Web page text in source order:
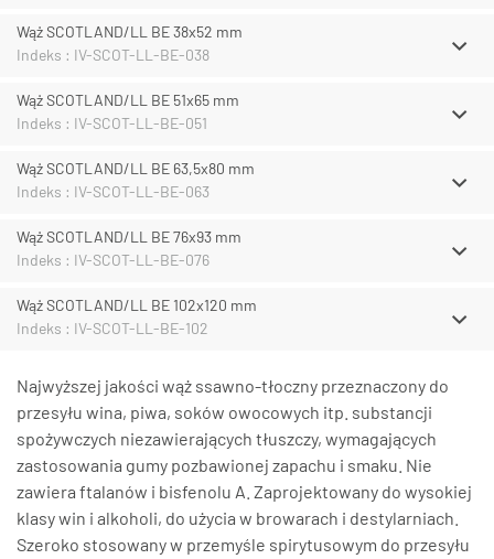
Wąż SCOTLAND/LL BE 38x52 mm
Indeks : IV-SCOT-LL-BE-038
Wąż SCOTLAND/LL BE 51x65 mm
Indeks : IV-SCOT-LL-BE-051
Wąż SCOTLAND/LL BE 63,5x80 mm
Indeks : IV-SCOT-LL-BE-063
Wąż SCOTLAND/LL BE 76x93 mm
Indeks : IV-SCOT-LL-BE-076
Wąż SCOTLAND/LL BE 102x120 mm
Indeks : IV-SCOT-LL-BE-102
Najwyższej jakości wąż ssawno-tłoczny przeznaczony do
przesyłu wina, piwa, soków owocowych itp. substancji
spożywczych niezawierających tłuszczy, wymagających
zastosowania gumy pozbawionej zapachu i smaku. Nie
zawiera ftalanów i bisfenolu A. Zaprojektowany do wysokiej
klasy win i alkoholi, do użycia w browarach i destylarniach.
Szeroko stosowany w przemyśle spirytusowym do przesyłu